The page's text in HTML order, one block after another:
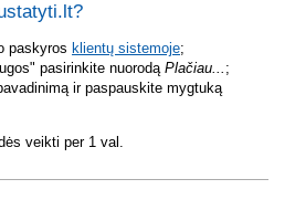
paskyros klientų sistemoje;
pasirinkite nuorodą Plačiau... ;
ir paspauskite mygtuką
veikti per 1 val.